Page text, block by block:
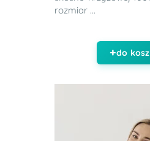
rozmiar ...
do